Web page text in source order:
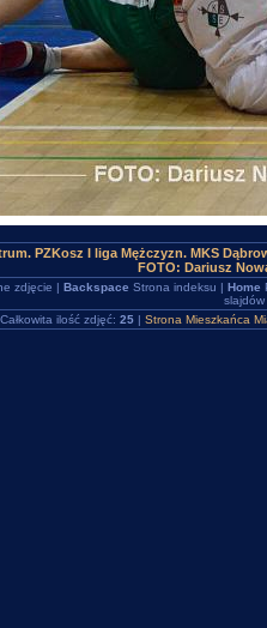
PZKosz I liga Mężczyzn. MKS
FOTO: Dariusz
zdjęcie | Backspace Strona indeksu | Home
slajdów
Całkowita ilość zdjęć: 25 | Strona Mieszkańca